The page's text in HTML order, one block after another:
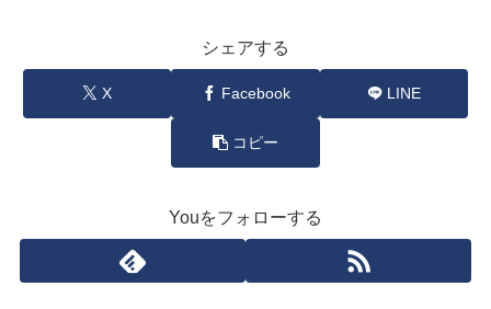
シェアする
X Facebook LINE
コピー
Youをフォローする